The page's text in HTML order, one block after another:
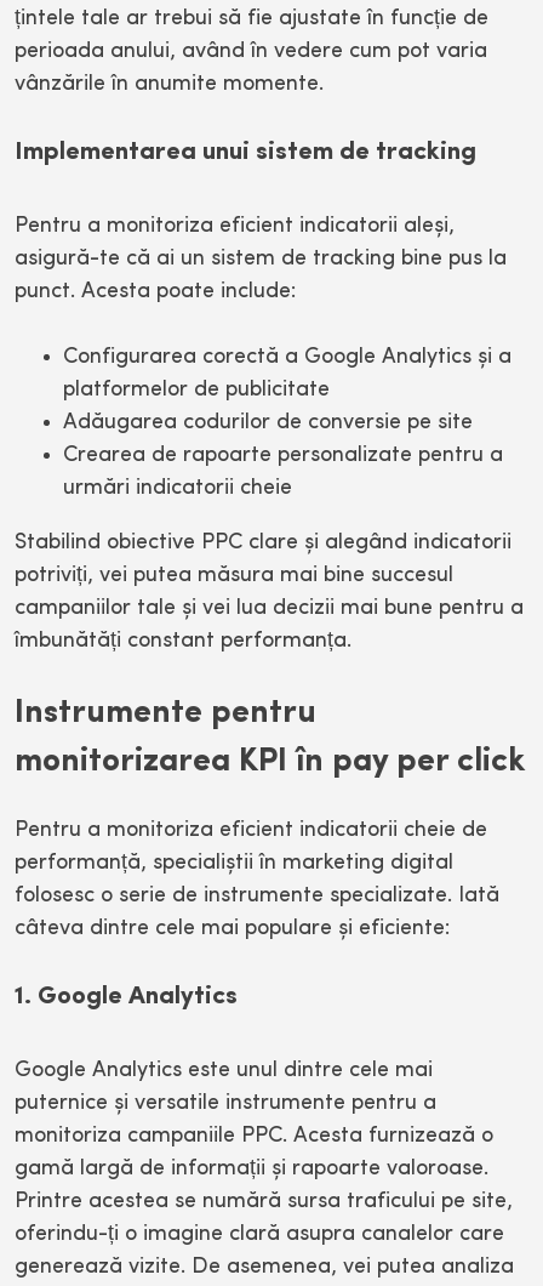
țintele tale ar trebui să fie ajustate în funcție de
perioada anului, având în vedere cum pot varia
vânzările în anumite momente.
Implementarea unui sistem de tracking
Pentru a monitoriza eficient indicatorii aleși,
asigură-te că ai un sistem de tracking bine pus la
punct. Acesta poate include:
Configurarea corectă a Google Analytics și a
platformelor de publicitate
Adăugarea codurilor de conversie pe site
Crearea de rapoarte personalizate pentru a
urmări indicatorii cheie
Stabilind obiective PPC clare și alegând indicatorii
potriviți, vei putea măsura mai bine succesul
campaniilor tale și vei lua decizii mai bune pentru a
îmbunătăți constant performanța.
Instrumente pentru
monitorizarea KPI în pay per click
Pentru a monitoriza eficient indicatorii cheie de
performanță, specialiștii în marketing digital
folosesc o serie de instrumente specializate. Iată
câteva dintre cele mai populare și eficiente:
1. Google Analytics
Google Analytics este unul dintre cele mai
puternice și versatile instrumente pentru a
monitoriza campaniile PPC. Acesta furnizează o
gamă largă de informații și rapoarte valoroase.
Printre acestea se numără sursa traficului pe site,
oferindu-ți o imagine clară asupra canalelor care
generează vizite. De asemenea, vei putea analiza